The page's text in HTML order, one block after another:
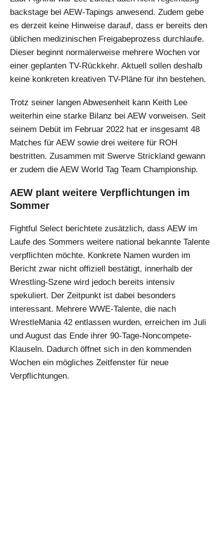
backstage bei AEW-Tapings anwesend. Zudem gebe
es derzeit keine Hinweise darauf, dass er bereits den
üblichen medizinischen Freigabeprozess durchlaufe.
Dieser beginnt normalerweise mehrere Wochen vor
einer geplanten TV-Rückkehr. Aktuell sollen deshalb
keine konkreten kreativen TV-Pläne für ihn bestehen.
Trotz seiner langen Abwesenheit kann Keith Lee
weiterhin eine starke Bilanz bei AEW vorweisen. Seit
seinem Debüt im Februar 2022 hat er insgesamt 48
Matches für AEW sowie drei weitere für ROH
bestritten. Zusammen mit Swerve Strickland gewann
er zudem die AEW World Tag Team Championship.
AEW plant weitere Verpflichtungen im
Sommer
Fightful Select berichtete zusätzlich, dass AEW im
Laufe des Sommers weitere national bekannte Talente
verpflichten möchte. Konkrete Namen wurden im
Bericht zwar nicht offiziell bestätigt, innerhalb der
Wrestling-Szene wird jedoch bereits intensiv
spekuliert. Der Zeitpunkt ist dabei besonders
interessant. Mehrere WWE-Talente, die nach
WrestleMania 42 entlassen wurden, erreichen im Juli
und August das Ende ihrer 90-Tage-Noncompete-
Klauseln. Dadurch öffnet sich in den kommenden
Wochen ein mögliches Zeitfenster für neue
Verpflichtungen.